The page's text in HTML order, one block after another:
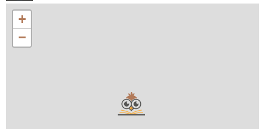
+
−